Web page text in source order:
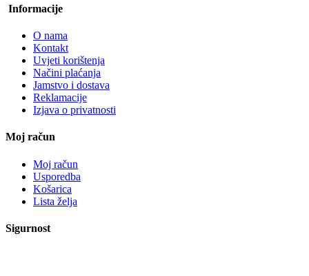
Informacije
O nama
Kontakt
Uvjeti korištenja
Načini plaćanja
Jamstvo i dostava
Reklamacije
Izjava o privatnosti
Moj račun
Moj račun
Usporedba
Košarica
Lista želja
Sigurnost